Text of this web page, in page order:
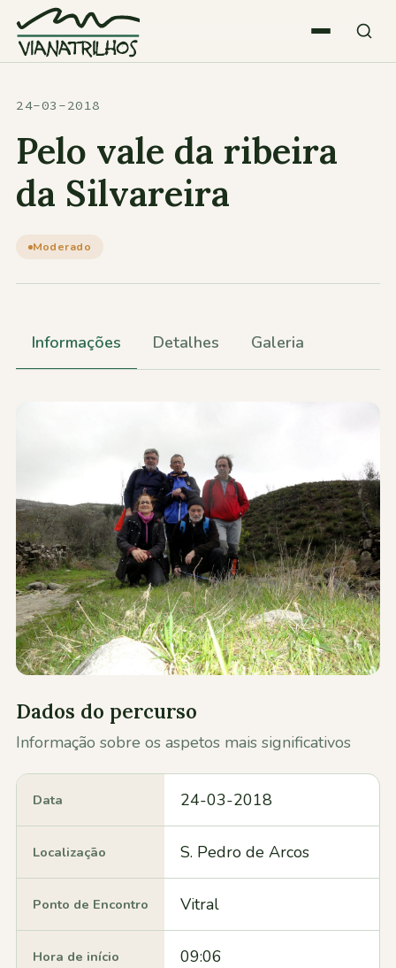
Quem somos
Atividades
Participações
Diversos
24-03-2018
Pelo vale da ribeira
da Silvareira
Moderado
Informações Detalhes Galeria
Dados do percurso
Informação sobre os aspetos mais significativos
Data 24-03-2018
Localização S. Pedro de Arcos
Ponto de Encontro Vitral
Hora de início 09:06